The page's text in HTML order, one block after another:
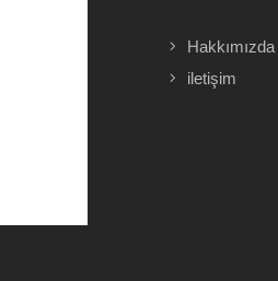
Hakkımızda
iletişim